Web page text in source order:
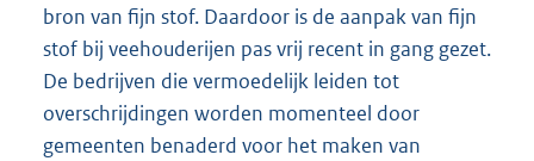
bron van fijn stof. Daardoor is de aanpak van fijn
stof bij veehouderijen pas vrij recent in gang gezet.
De bedrijven die vermoedelijk leiden tot
overschrijdingen worden momenteel door
gemeenten benaderd voor het maken van